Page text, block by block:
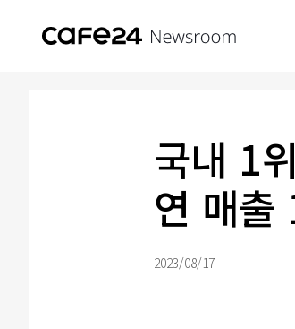
국내 1
연 매출
2023/08/17